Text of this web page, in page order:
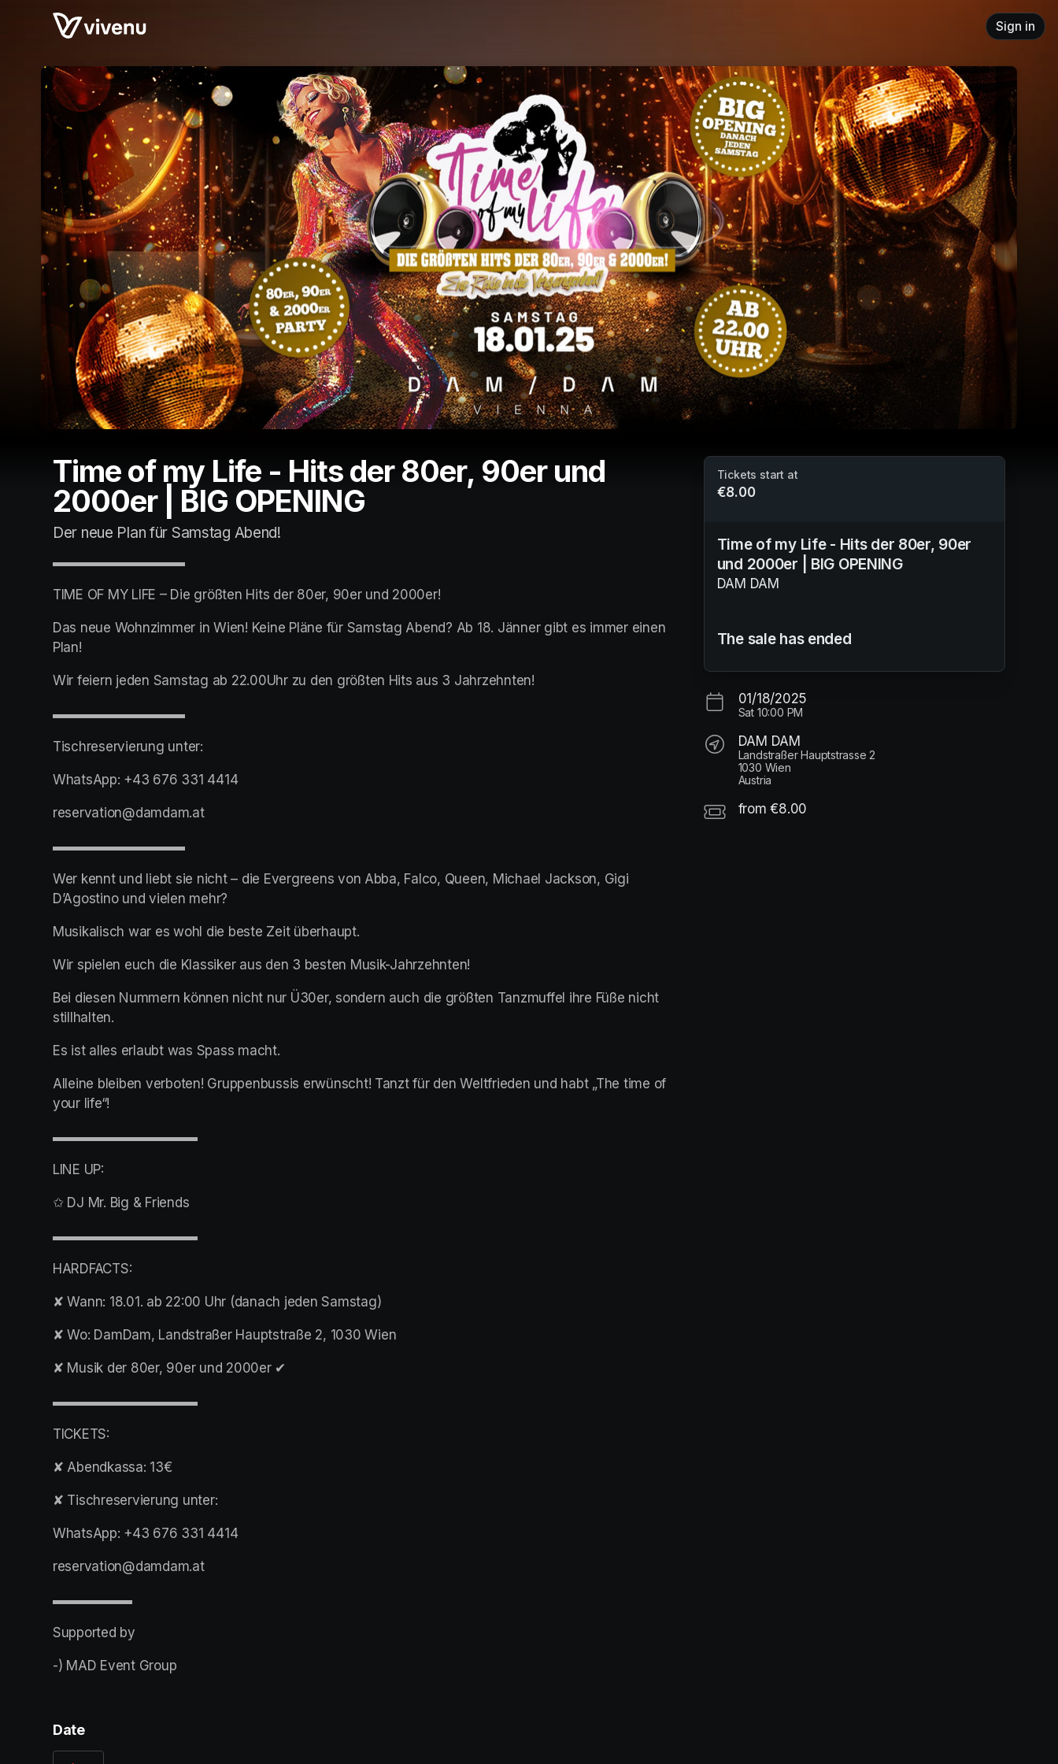
Skip header
Sign in
Time of my Life - Hits der 80er, 90er und
2000er | BIG OPENING
Der neue Plan für Samstag Abend!
▬▬▬▬▬▬▬▬▬▬
TIME OF MY LIFE – Die größten Hits der 80er, 90er und 2000er!
Das neue Wohnzimmer in Wien! Keine Pläne für Samstag Abend? Ab 18. Jänner gibt es immer einen
Plan!
Wir feiern jeden Samstag ab 22.00Uhr zu den größten Hits aus 3 Jahrzehnten!
▬▬▬▬▬▬▬▬▬▬
Tischreservierung unter:
WhatsApp: +43 676 331 4414
reservation@damdam.at
▬▬▬▬▬▬▬▬▬▬
Wer kennt und liebt sie nicht – die Evergreens von Abba, Falco, Queen, Michael Jackson, Gigi
D’Agostino und vielen mehr?
Musikalisch war es wohl die beste Zeit überhaupt.
Wir spielen euch die Klassiker aus den 3 besten Musik-Jahrzehnten!
Bei diesen Nummern können nicht nur Ü30er, sondern auch die größten Tanzmuffel ihre Füße nicht
stillhalten.
Es ist alles erlaubt was Spass macht.
Alleine bleiben verboten! Gruppenbussis erwünscht! Tanzt für den Weltfrieden und habt „The time of
your life“!
▬▬▬▬▬▬▬▬▬▬▬
LINE UP:
✩ DJ Mr. Big & Friends
▬▬▬▬▬▬▬▬▬▬▬
HARDFACTS:
✘ Wann: 18.01. ab 22:00 Uhr (danach jeden Samstag)
✘ Wo: DamDam, Landstraßer Hauptstraße 2, 1030 Wien
✘ Musik der 80er, 90er und 2000er ✔︎
▬▬▬▬▬▬▬▬▬▬▬
TICKETS:
✘ Abendkassa: 13€
✘ Tischreservierung unter:
WhatsApp: +43 676 331 4414
reservation@damdam.at
▬▬▬▬▬▬
Supported by
-) MAD Event Group
Date
Tickets start at
€8.00
Time of my Life - Hits der 80er, 90er
und 2000er | BIG OPENING
DAM DAM
The sale has ended
01/18/2025
Sat 10:00 PM
DAM DAM
Landstraßer Hauptstrasse 2
1030 Wien
Austria
from €8.00